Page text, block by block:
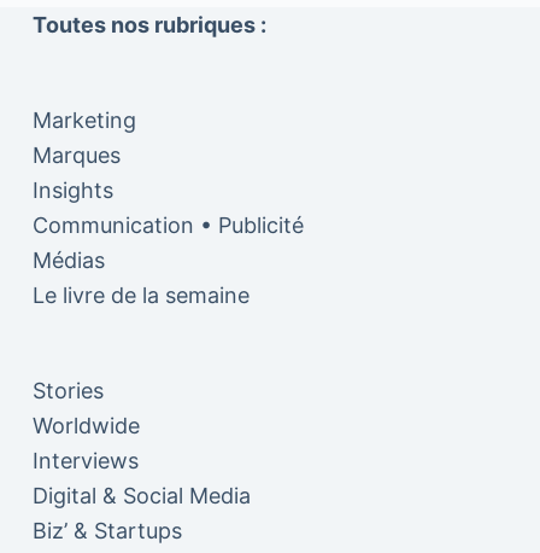
Toutes nos rubriques :
Marketing
Marques
Insights
Communication • Publicité
Médias
Le livre de la semaine
Stories
Worldwide
Interviews
Digital & Social Media
Biz’ & Startups